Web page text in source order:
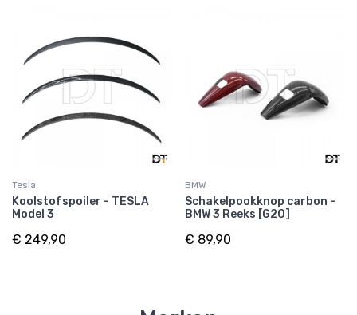
Tesla
Koolstofspoiler - TESLA
Model 3
€ 249,90
BMW
Schakelpookknop carbon -
BMW 3 Reeks [G20]
€ 89,90